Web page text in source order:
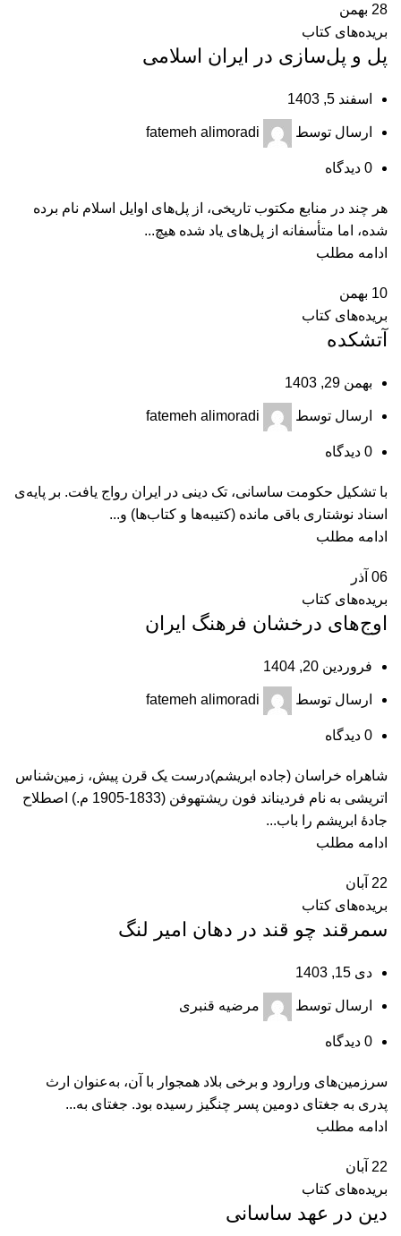
28 بهمن
بریده‌های کتاب
پل و پل‌سازی در ایران اسلامی
اسفند 5, 1403
ارسال توسط fatemeh alimoradi
0 دیدگاه
هر چند در منابع مکتوب تاریخی، از پل‌های اوایل اسلام نام برده
شده، اما متأسفانه از پل‌های یاد شده هیچ...
ادامه مطلب
10 بهمن
بریده‌های کتاب
آتشکده
بهمن 29, 1403
ارسال توسط fatemeh alimoradi
0 دیدگاه
با تشکیل حکومت ساسانی، تک دینی در ایران رواج یافت. بر پایه‌ی
اسناد نوشتاری باقی مانده (کتیبه‌ها و کتاب‌ها) و...
ادامه مطلب
06 آذر
بریده‌های کتاب
اوج‌های درخشان فرهنگ ایران
فروردین 20, 1404
ارسال توسط fatemeh alimoradi
0 دیدگاه
شاهراه خراسان (جاده‌ ابریشم)درست یک قرن پیش، زمین‌شناس
اتریشی به نام فردیناند فون ریشتهوفن (1833-1905 م.) اصطلاح
جادۀ‌ ابریشم را باب...
ادامه مطلب
22 آبان
بریده‌های کتاب
سمرقند چو قند در دهان امیر لنگ
دی 15, 1403
ارسال توسط مرضیه قنبری
0 دیدگاه
سرزمین‌های ورارود و برخی بلاد همجوار با آن، به‌عنوان ارث
پدری به جغتای دومین پسر چنگیز رسیده بود. جغتای به...
ادامه مطلب
22 آبان
بریده‌های کتاب
دین در عهد ساسانی